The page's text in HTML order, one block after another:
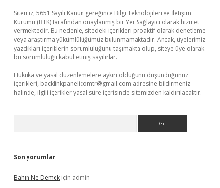
Sitemiz, 5651 Sayılı Kanun gereğince Bilgi Teknolojileri ve İletişim
Kurumu (BTK) tarafından onaylanmış bir Yer Sağlayıcı olarak hizmet
vermektedir. Bu nedenle, sitedeki içerikleri proaktif olarak denetleme
veya araştırma yükümlülüğümüz bulunmamaktadır. Ancak, üyelerimiz
yazdıkları içeriklerin sorumluluğunu taşımakta olup, siteye üye olarak
bu sorumluluğu kabul etmiş sayılırlar.
Hukuka ve yasal düzenlemelere aykırı olduğunu düşündüğünüz
içerikleri, backlinkpanelicomtr@gmail.com adresine bildirmeniz
halinde, ilgili içerikler yasal süre içerisinde sitemizden kaldırılacaktır.
Son yorumlar
Bahın Ne Demek için admin